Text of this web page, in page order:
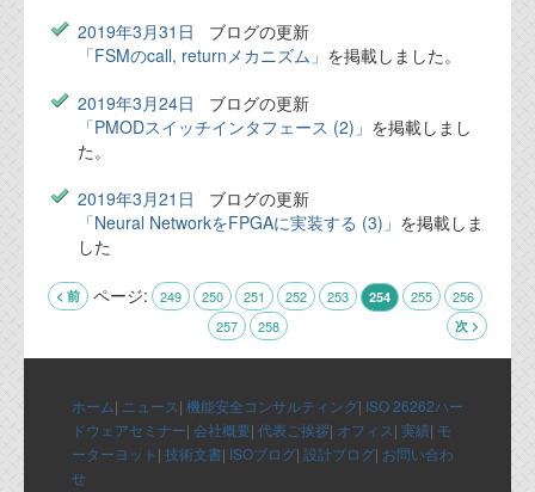
2019年3月31日 ブログの更新
「FSMのcall, returnメカニズム」 を掲載しました。
2019年3月24日 ブログの更新
「PMODスイッチインタフェース (2)」 を掲載しまし
た。
2019年3月21日 ブログの更新
「Neural NetworkをFPGAに実装する (3)」 を掲載しま
した
ページ:
< 前 249 250 251 252 253 254 255
256
257
258 次 >
ホーム| ニュース| 機能安全コンサルティング| ISO 26262ハー
ドウェアセミナー| 会社概要| 代表ご挨拶| オフィス| 実績| モ
ーターヨット | 技術文書| ISOブログ| 設計ブログ| お問い合わ
せ